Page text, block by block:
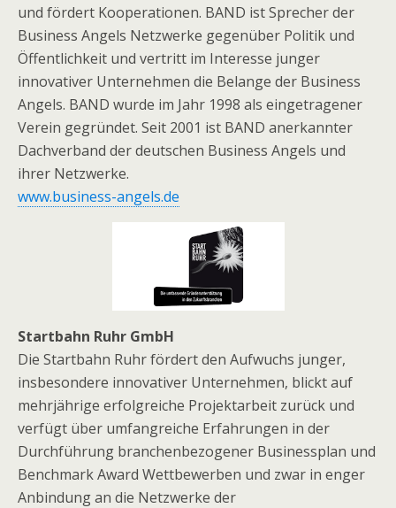
und fördert Kooperationen. BAND ist Sprecher der
Business Angels Netzwerke gegenüber Politik und
Öffentlichkeit und vertritt im Interesse junger
innovativer Unternehmen die Belange der Business
Angels. BAND wurde im Jahr 1998 als eingetragener
Verein gegründet. Seit 2001 ist BAND anerkannter
Dachverband der deutschen Business Angels und
ihrer Netzwerke.
www.business-angels.de
Startbahn Ruhr GmbH
Die Startbahn Ruhr fördert den Aufwuchs junger,
insbesondere innovativer Unternehmen, blickt auf
mehrjährige erfolgreiche Projektarbeit zurück und
verfügt über umfangreiche Erfahrungen in der
Durchführung branchenbezogener Businessplan und
Benchmark Award Wettbewerben und zwar in enger
Anbindung an die Netzwerke der